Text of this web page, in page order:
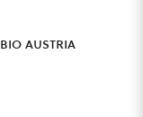
bio austria